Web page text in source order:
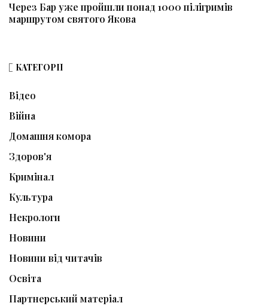
Через Бар уже пройшли понад 1000 пілігримів
маршрутом святого Якова
КАТЕГОРІЇ
Відео
Війна
Домашня комора
Здоров'я
Кримінал
Культура
Некрологи
Новини
Новини від читачів
Освіта
Партнерський матеріал